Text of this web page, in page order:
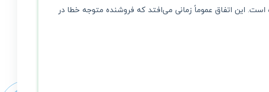
این اتفاق عموماً زمانی می‌افتد که فروشنده متوجه خطا در